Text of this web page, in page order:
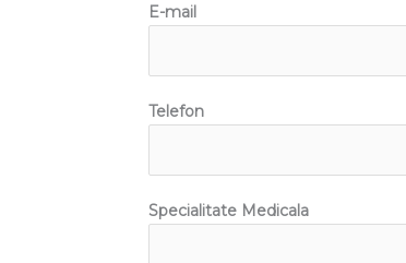
E-mail
Telefon
Specialitate Medicala